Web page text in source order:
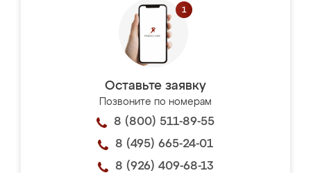
Оставьте заявку
Позвоните по номерам
8 (800) 511-89-55
8 (495) 665-24-01
8 (926) 409-68-13